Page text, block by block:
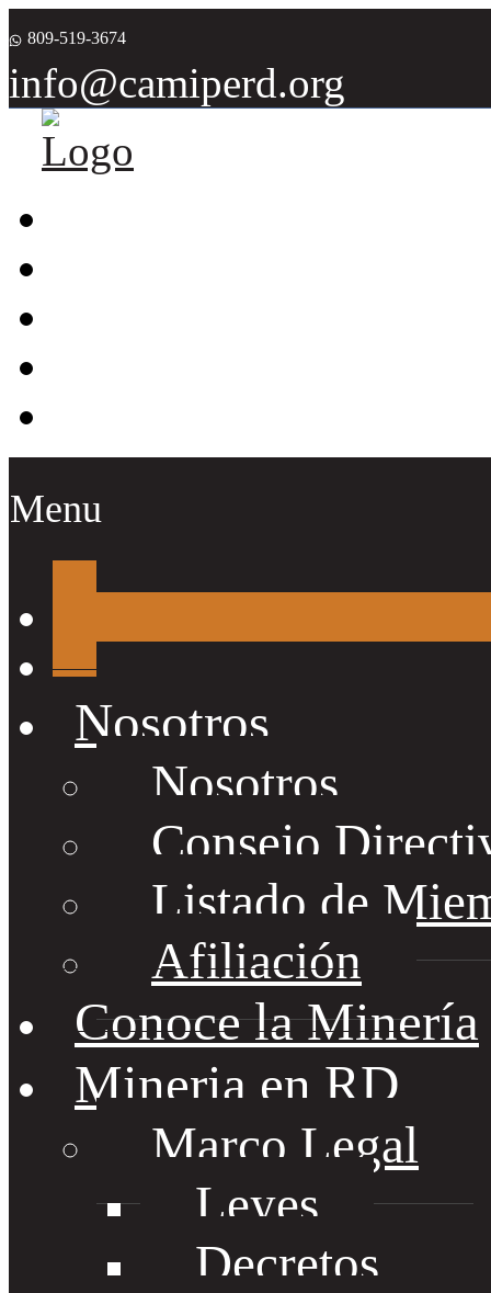
809-519-3674
info@camiperd.org
Menu
Nosotros
Nosotros
Consejo
Listado de
Afiliación
Conoce la Minería
Mineria en RD
Marco Legal
Leyes
Decretos